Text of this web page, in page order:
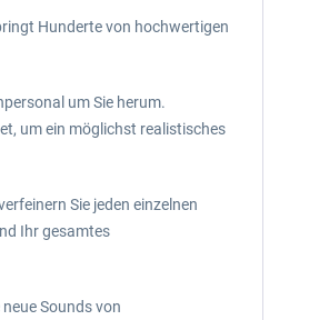
Hunderte von hochwertigen
um Sie herum.
um ein möglichst realistisches
Sie jeden einzelnen
Ihr gesamtes
Sounds von